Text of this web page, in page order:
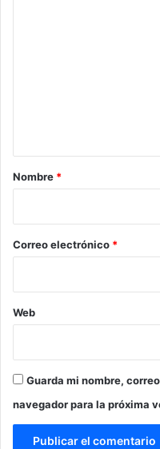
r
*
Nombre *
Correo electrónico *
Web
Guarda mi nombre,
navegador para la próxima